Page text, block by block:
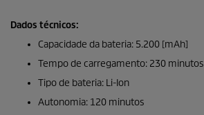
Dados técnicos:
Capacidade da bateria: 5.200 [mAh]
Tempo de carregamento: 230 minutos
Tipo de bateria: Li-Ion
Autonomia: 120 minutos